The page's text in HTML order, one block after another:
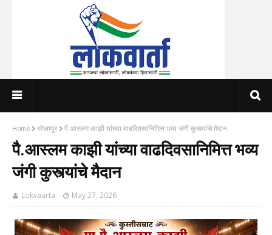
Home सोलापूर पै.आस्लम काझी यांच्या वाढदिवसानिमित्त भव्य जंगी कुस्त्यांचे मैदान
पै.आस्लम काझी यांच्या वाढदिवसानिमित्त भव्य
जंगी कुस्त्यांचे मैदान
Lokvaarta May 27, 2026